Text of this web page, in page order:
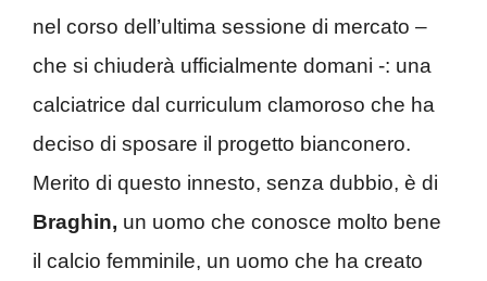
nel corso dell’ultima sessione di mercato –
che si chiuderà ufficialmente domani -: una
calciatrice dal curriculum clamoroso che ha
deciso di sposare il progetto bianconero.
Merito di questo innesto, senza dubbio, è di
Braghin, un uomo che conosce molto bene
il calcio femminile, un uomo che ha creato